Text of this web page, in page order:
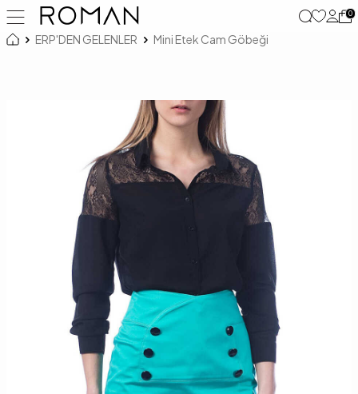
0
ERP'DEN GELENLER Mini Etek Cam Göbeği